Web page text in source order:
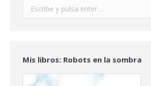
Buscar:
Mis libros: Robots en la sombra